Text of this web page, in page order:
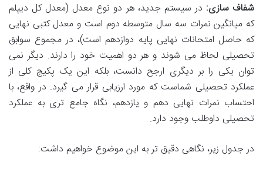
شفاف سازی: در سیستم جدید، هر دو نوع معدل (معدل کل دیپلم
که میانگین نمرات سه سال متوسطه دوم است و معدل کتبی نهایی
که حاصل امتحانات نهایی پایه دوازدهم است)، در مجموع سوابق
تحصیلی لحاظ می شوند و هر دو اهمیت خود را دارند. دیگر نمی
توان یکی را بر دیگری ارجح دانست، بلکه این یک پکیج کلی از
عملکرد تحصیلی شماست که مورد ارزیابی قرار می گیرد. در واقع، با
احتساب نمرات نهایی دهم و یازدهم، نگاه جامع تری به عملکرد
تحصیلی داوطلب وجود دارد.
در جدول زیر، نگاهی دقیق تر به این موضوع خواهیم داشت: